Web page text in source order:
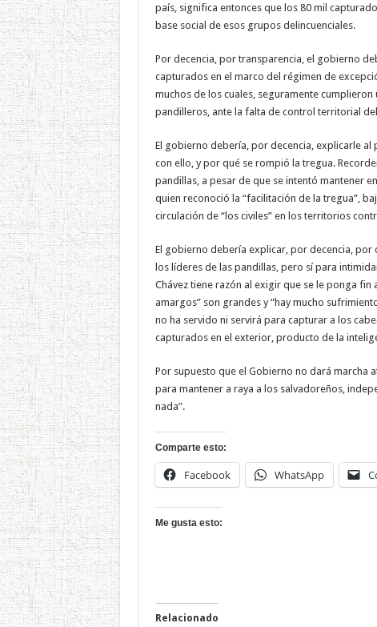
país, significa entonces que los 80 mil
base social de esos grupos delincuenciales.
Por decencia, por transparencia, el gobierno
capturados en el marco del régimen de
muchos de los cuales, seguramente
pandilleros, ante la falta de control territorial
El gobierno debería, por decencia, explicarle
con ello, y por qué se rompió la tregua.
pandillas, a pesar de que se intentó mantener
quien reconoció la “facilitación de la tregua”,
circulación de “los civiles” en los territorios
El gobierno debería explicar, por decencia, por
los líderes de las pandillas, pero sí para
Chávez tiene razón al exigir que se le ponga fin
amargos” son grandes y “hay mucho
no ha servido ni servirá para capturar a los
capturados en el exterior, producto de la
Por supuesto que el Gobierno no dará marcha
para mantener a raya a los salvadoreños,
nada”.
Comparte esto:
Facebook WhatsApp
Me gusta esto:
Relacionado